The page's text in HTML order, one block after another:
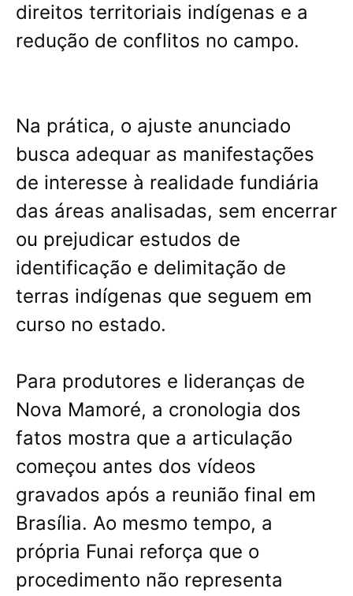
direitos territoriais indígenas e a
redução de conflitos no campo.
Na prática, o ajuste anunciado
busca adequar as manifestações
de interesse à realidade fundiária
das áreas analisadas, sem encerrar
ou prejudicar estudos de
identificação e delimitação de
terras indígenas que seguem em
curso no estado.
Para produtores e lideranças de
Nova Mamoré, a cronologia dos
fatos mostra que a articulação
começou antes dos vídeos
gravados após a reunião final em
Brasília. Ao mesmo tempo, a
própria Funai reforça que o
procedimento não representa